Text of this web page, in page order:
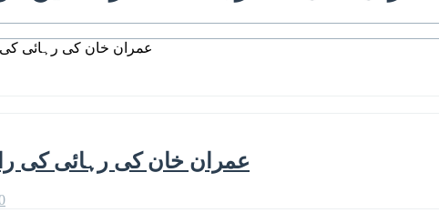
عمران خان کی رہائی کی
عمران خان کی رہائی کی